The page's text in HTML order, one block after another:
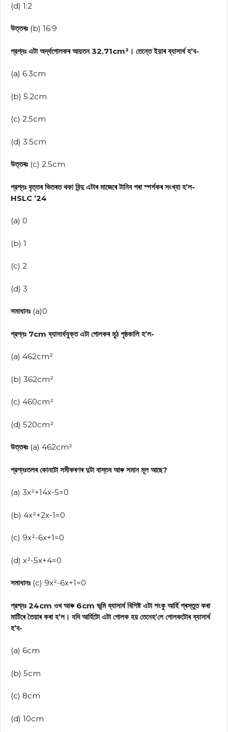
(d) 1:2
উত্তৰঃ (b) 16:9
প্রশ্নঃ এটা অর্দ্ধগোলকৰ আয়তন 32.71cm²। তেন্তে ইয়াৰ ব্যাসার্ধ হ’ব-
(a) 6.3cm
(b) 5.2cm
(c) 2.5cm
(d) 3.5cm
উত্তৰঃ (c) 2.5cm
প্রশ্নঃ বৃত্তৰ ভিতৰত থকা বিন্দু এটাৰ মাজেৰে টানিব পৰা স্পৰ্শকৰ সংখ্যা হ’ল-
HSLC ’24
(a) 0
(b) 1
(c) 2
(d) 3
সমাধানঃ (a)0
প্রশ্নঃ 7cm ব্যাসার্ধযুক্ত এটা গোলকৰ মুঠ পৃষ্ঠকালি হ’ল-
(a) 462cm²
(b) 362cm²
(c) 460cm²
(d) 520cm²
উত্তৰঃ (a) 462cm²
প্রশ্নঃতলৰ কোনটো সমীকৰণৰ দুটা বাস্তব আৰু সমান মূল আছে?
(a) 3x²+14x-5=0
(b) 4x²+2x-1=0
(c) 9x²-6x+1=0
(d) x²-5x+4=0
সমাধানঃ (c) 9x²-6x+1=0
প্রশ্নঃ 24cm ওখ আৰু 6cm ভূমি ব্যাসার্ধ বিশিষ্ট এটা শংকু আৰ্হি প্ৰস্তুত কৰা
মাটিৰে তৈয়াৰ কৰা হ’ল। যদি আর্হিটো এটা গোলক হয় তেনেহ’লে গোলকটোৰ ব্যাসার্ধ
হ’ব-
(a) 6cm
(b) 5cm
(c) 8cm
(d) 10cm